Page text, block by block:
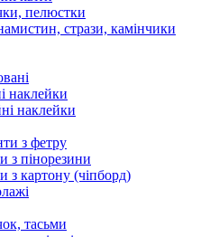
пелюстки
стрази, камінчики
наклейки
наклейки
з фетру
з пінорезини
з картону (чіпборд)
тасьми